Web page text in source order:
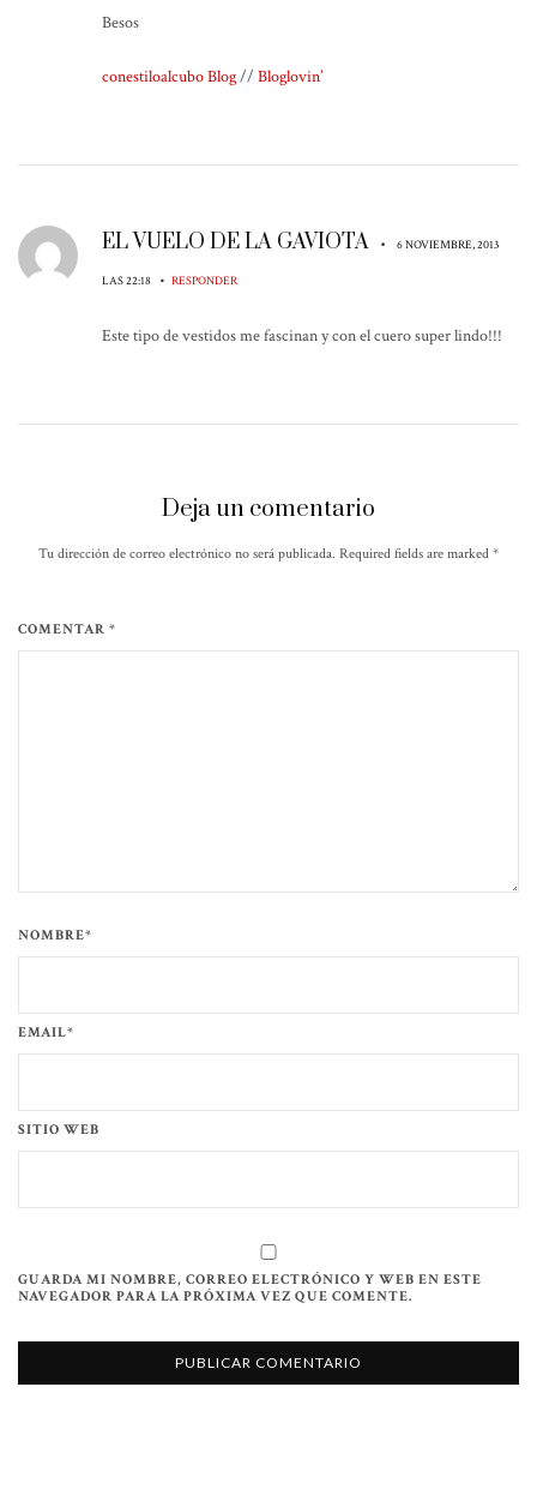
Besos
conestiloalcubo Blog// Bloglovin’
EL VUELO DE LA GAVIOTA • 6 NOVIEMBRE, 2013
LAS 22:18 • RESPONDER
Este tipo de vestidos me fascinan y con el cuero super lindo!!!
Deja un comentario
Tu dirección de correo electrónico no será publicada. Required fields are marked *
COMENTAR *
NOMBRE*
EMAIL*
SITIO WEB
GUARDA MI NOMBRE, CORREO ELECTRÓNICO Y WEB EN ESTE
NAVEGADOR PARA LA PRÓXIMA VEZ QUE COMENTE.